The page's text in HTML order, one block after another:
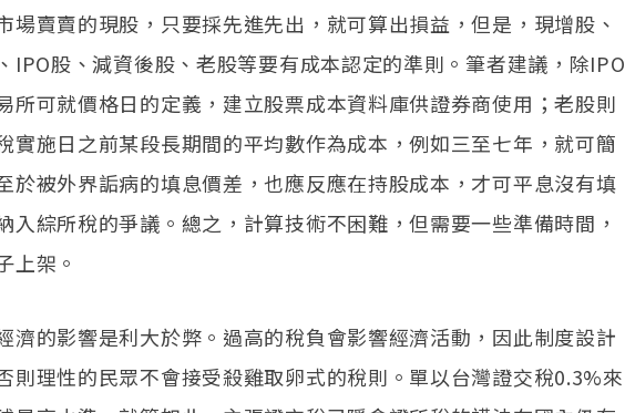
場賣賣的現股，只要採先進先出，就可算出損益，但是，現增股、
IPO股、減資後股、老股等要有成本認定的準則。筆者建議，除IPO
所可就價格日的定義，建立股票成本資料庫供證券商使用；老股則
實施日之前某段長期間的平均數作為成本，例如三至七年，就可簡
於被外界詬病的填息價差，也應反應在持股成本，才可平息沒有填
入綜所稅的爭議。總之，計算技術不困難，但需要一些準備時間，
上架。
濟的影響是利大於弊。過高的稅負會影響經濟活動，因此制度設計
則理性的民眾不會接受殺雞取卵式的稅則。單以台灣證交稅0.3%來